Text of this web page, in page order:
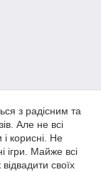
з радісним та
Але не всі
корисні. Не
ігри. Майже всі
своїх